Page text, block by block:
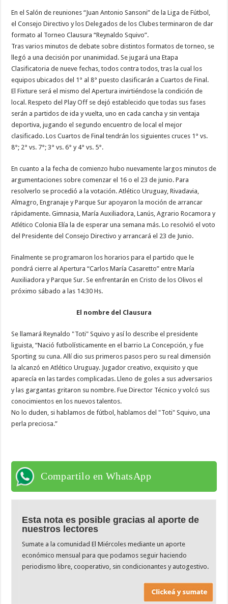
En el Salón de reuniones “Juan Antonio Sansoni” de la Liga de Fútbol,
el Consejo Directivo y los Delegados de los Clubes terminaron de dar
formato al Torneo Clausura “Reynaldo Squivo”.
Tras varios minutos de debate sobre distintos formatos de torneo, se
llegó a una decisión por unanimidad. Se jugará una Etapa
Clasificatoria de nueve fechas, todos contra todos, tras la cual los
equipos ubicados del 1° al 8° puesto clasificarán a Cuartos de Final.
El Fixture será el mismo del Apertura invirtiéndose la condición de
local. Respeto del Play Off se dejó establecido que todas sus fases
serán a partidos de ida y vuelta, uno en cada cancha y sin ventaja
deportiva, jugando el segundo encuentro de local el mejor
clasificado. Los Cuartos de Final tendrán los siguientes cruces 1° vs.
8°; 2° vs. 7°; 3° vs. 6° y 4° vs. 5°.
En cuanto a la fecha de comienzo hubo nuevamente largos minutos de
argumentaciones sobre comenzar el 16 o el 23 de junio. Para
resolverlo se procedió a la votación. Atlético Uruguay, Rivadavia,
Almagro, Engranaje y Parque Sur apoyaron la moción de arrancar
rápidamente. Gimnasia, María Auxiliadora, Lanús, Agrario Rocamora y
Atlético Colonia Elía la de esperar una semana más. Lo resolvió el voto
del Presidente del Consejo Directivo y arrancará el 23 de Junio.
Finalmente se programaron los horarios para el partido que le
pondrá cierre al Apertura “Carlos María Casaretto” entre María
Auxiliadora y Parque Sur. Se enfrentarán en Cristo de los Olivos el
próximo sábado a las 14:30 Hs.
El nombre del Clausura
Se llamará Reynaldo "Toti" Squivo y así lo describe el presidente
liguista, “Nació futbolísticamente en el barrio La Concepción, y fue
Sporting su cuna. Allí dio sus primeros pasos pero su real dimensión
la alcanzó en Atlético Uruguay. Jugador creativo, exquisito y que
aparecía en las tardes complicadas. Lleno de goles a sus adversarios
y las gargantas gritaron su nombre. Fue Director Técnico y volcó sus
conocimientos en los nuevos talentos.
No lo duden, si hablamos de fútbol, hablamos del "Toti" Squivo, una
perla preciosa.”
Compartilo en WhatsApp
Esta nota es posible gracias al aporte de
nuestros lectores
Sumate a la comunidad El Miércoles mediante un aporte
económico mensual para que podamos seguir haciendo
periodismo libre, cooperativo, sin condicionantes y autogestivo.